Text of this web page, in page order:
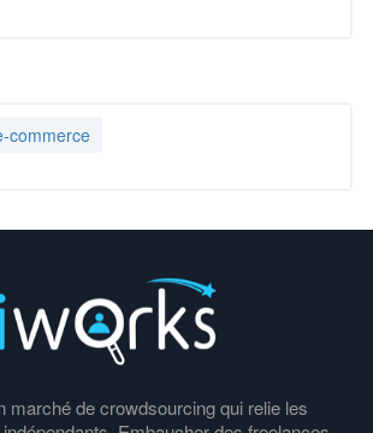
commerce
marché de crowdsourcing qui relie les